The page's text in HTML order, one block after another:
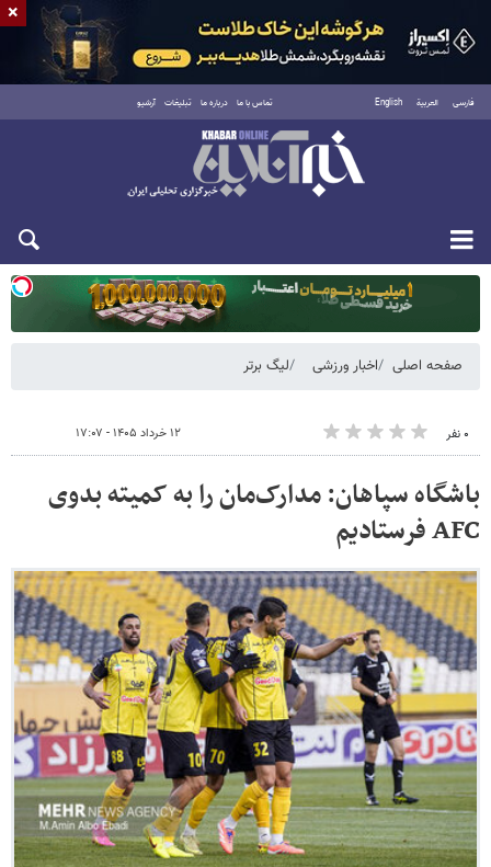
فارسی العربية English تماس با ما درباره ما تبلیغات آرشیو
یکشنبه ۱۸ مرداد ۱۴۰۵
صفحه اصلی اخبار ورزشی لیگ برتر
۰ نفر ۱۲ خرداد ۱۴۰۵ - ۱۷:۰۷
باشگاه سپاهان: مدارک‌مان را به کمیته بدوی
AFC فرستادیم
×